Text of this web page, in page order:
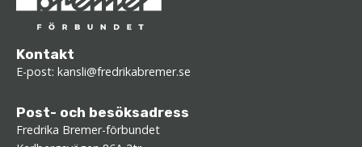
Kontakt
E-post: kansli@fredrikabremer.se
Post- och besöksadress
Fredrika Bremer-förbundet